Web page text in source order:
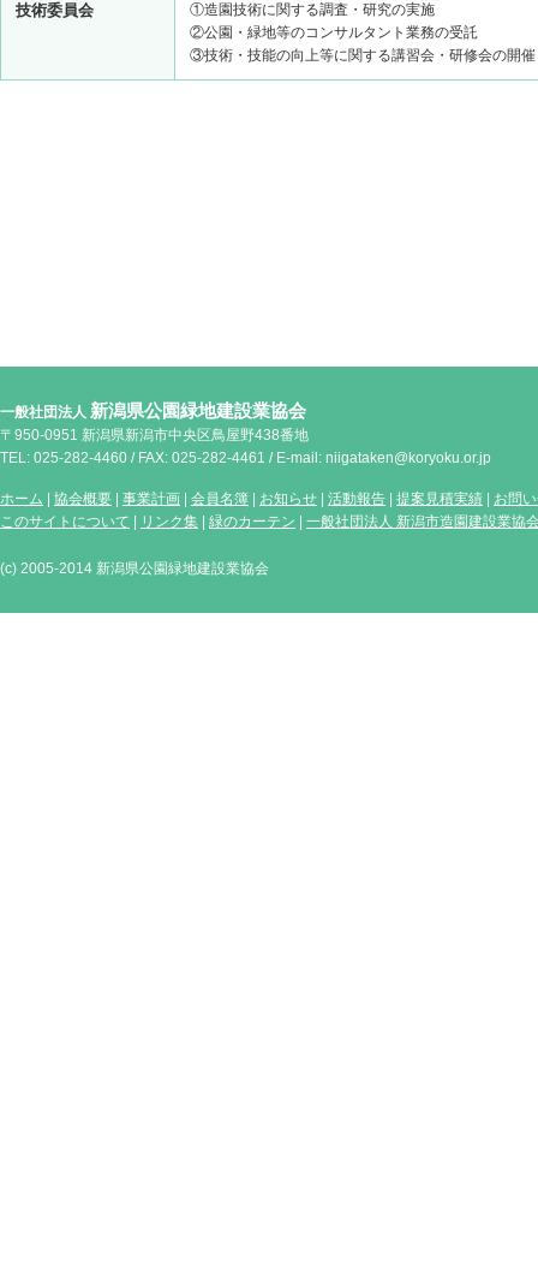
技術委員会
①造園技術に関する調査・研究の実施
②公園・緑地等のコンサルタント業務の受託
③技術・技能の向上等に関する講習会・研修会の開催
一般社団法人 新潟県公園緑地建設業協会
〒950-0951 新潟県新潟市中央区鳥屋野438番地
TEL: 025-282-4460 / FAX: 025-282-4461 / E-mail: niigataken@koryoku.or.jp
ホーム 協会概要 事業計画 会員名簿 お知らせ 活動報告 提案見積実績
お問
このサイトについて
リンク集 緑のカーテン 一般社団法人 新潟市造園建設業協
(c) 2005-2014 新潟県公園緑地建設業協会